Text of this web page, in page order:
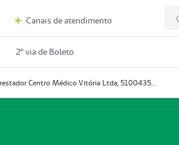
Canais de atendimento
2º via de Boleto
Prestador Centro Médico Vitória Ltda, 51004350-4: Centro Médico Vitória Ltda (Nome Fantasia: Policlínica Master)